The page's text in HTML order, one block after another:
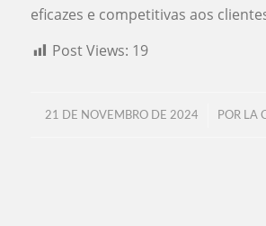
eficazes e competitivas aos
Post Views: 19
21 DE NOVEMBRO DE 2024
/ POR LA